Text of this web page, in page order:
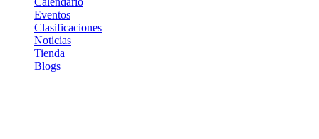
Eventos
Clasificaciones
Noticias
Tienda
Blogs